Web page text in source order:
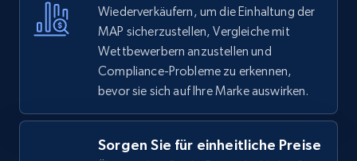
Wiederverkäufern, um die Einhaltung der
MAP sicherzustellen, Vergleiche mit
Wettbewerbern anzustellen und
Compliance-Probleme zu erkennen,
bevor sie sich auf Ihre Marke auswirken.
Sorgen Sie für einheitliche Preise